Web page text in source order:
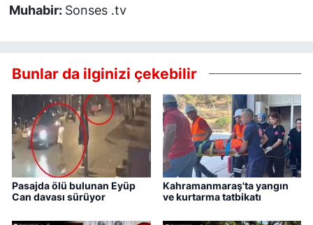
Muhabir: Sonses .tv
Bunlar da ilginizi çekebilir
Pasajda ölü bulunan Eyüp
Can davası sürüyor
Kahramanmaraş'ta yangın
ve kurtarma tatbikatı